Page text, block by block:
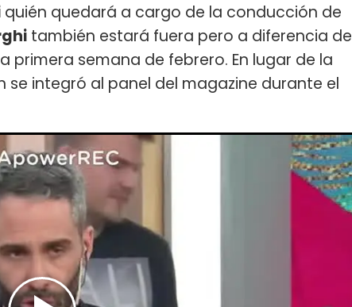
quién quedará a cargo de la conducción de
también estará fuera pero a diferencia de
primera semana de febrero. En lugar de la
se integró al panel del magazine durante el